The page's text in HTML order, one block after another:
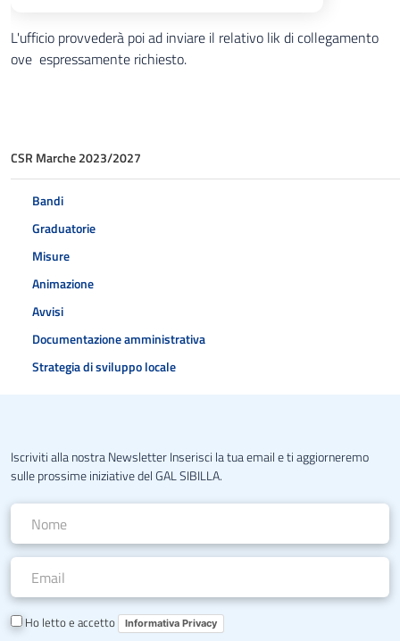
CSR Marche 2023/2027
Bandi
Graduatorie
Misure
Animazione
Avvisi
Documentazione amministrativa
Strategia di sviluppo locale
L'ufficio provvederà poi ad inviare il relativo lik di collegamento
ove espressamente richiesto.
Iscriviti alla nostra Newsletter Inserisci la tua email e ti aggiorneremo
sulle prossime iniziative del GAL SIBILLA.
Ho letto e accetto Informativa Privacy